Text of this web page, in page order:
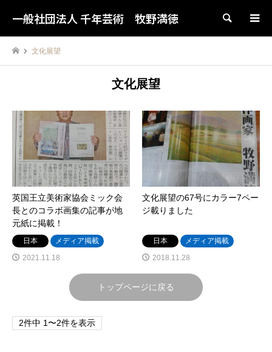
一般社団法人 千年芸術 牧野満徳 検索
文化展望
文化展望
英国王立美術家協会ミック会
長とのコラボ画集の記事が地
元紙に掲載！
日本
メディア掲載
2021.11.18
文化展望の67号にカラー7ペー
ジ載りました
日本
メディア掲載
2018.11.28
トップページに戻る
2件中 1〜2件を表示